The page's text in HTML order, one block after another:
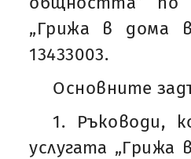
„Грижа в дома
13433003.
Основните
1. Ръководи,
услугата „Грижа